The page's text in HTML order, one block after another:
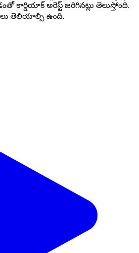
కార్డియాక్ అరెస్ట్ జరిగినట్లు తెలుస్తోంది.
తెలియాల్సి ఉంది.